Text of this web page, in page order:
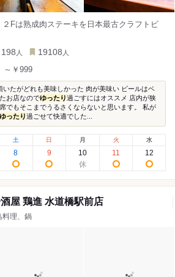
Fは熟成肉ステーキを日本最古クラフトビ
198 人 19108 人
～￥999
いたがどれも美味しかった 肉が美味い ビールはベ
お店なのでゆったり過ごすにはオススメ 店内が狭
でもそこまでうるさくならないと思います。 私が
ゆったり過ごせて快適でした...
土
8
日
9
月
10
火
11
水
12
屋 鶏進 水道橋駅前店
料理、鍋